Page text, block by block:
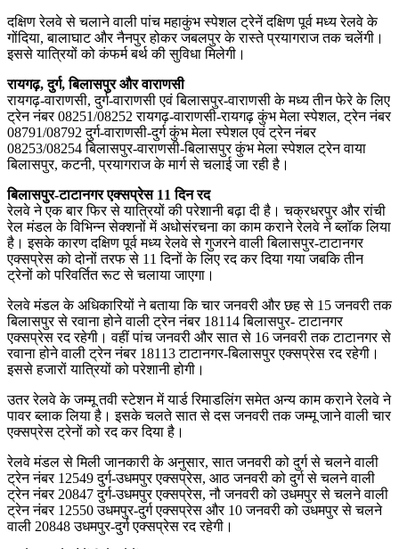
दक्षिण रेलवे से चलाने वाली पांच महाकुंभ स्पेशल ट्रेनें दक्षिण पूर्व मध्य रेलवे के
गोंदिया, बालाघाट और नैनपुर होकर जबलपुर के रास्ते प्रयागराज तक चलेंगी।
इससे यात्रियों को कंफर्म बर्थ की सुविधा मिलेगी।
रायगढ़, दुर्ग, बिलासपुर और वाराणसी
रायगढ़-वाराणसी, दुर्ग-वाराणसी एवं बिलासपुर-वाराणसी के मध्य तीन फेरे के लिए
ट्रेन नंबर 08251/08252 रायगढ़-वाराणसी-रायगढ़ कुंभ मेला स्पेशल, ट्रेन नंबर
08791/08792 दुर्ग-वाराणसी-दुर्ग कुंभ मेला स्पेशल एवं ट्रेन नंबर
08253/08254 बिलासपुर-वाराणसी-बिलासपुर कुंभ मेला स्पेशल ट्रेन वाया
बिलासपुर, कटनी, प्रयागराज के मार्ग से चलाई जा रही है।
बिलासपुर-टाटानगर एक्सप्रेस 11 दिन रद
रेलवे ने एक बार फिर से यात्रियों की परेशानी बढ़ा दी है। चक्रधरपुर और रांची
रेल मंडल के विभिन्न सेक्शनों में अधोसंरचना का काम कराने रेलवे ने ब्लॉक लिया
है। इसके कारण दक्षिण पूर्व मध्य रेलवे से गुजरने वाली बिलासपुर-टाटानगर
एक्सप्रेस को दोनों तरफ से 11 दिनों के लिए रद कर दिया गया जबकि तीन
ट्रेनों को परिवर्तित रूट से चलाया जाएगा।
रेलवे मंडल के अधिकारियों ने बताया कि चार जनवरी और छह से 15 जनवरी तक
बिलासपुर से रवाना होने वाली ट्रेन नंबर 18114 बिलासपुर- टाटानगर
एक्सप्रेस रद रहेगी। वहीं पांच जनवरी और सात से 16 जनवरी तक टाटानगर से
रवाना होने वाली ट्रेन नंबर 18113 टाटानगर-बिलासपुर एक्सप्रेस रद रहेगी।
इससे हजारों यात्रियों को परेशानी होगी।
उतर रेलवे के जम्मू तवी स्टेशन में यार्ड रिमाडलिंग समेत अन्य काम कराने रेलवे ने
पावर ब्लाक लिया है। इसके चलते सात से दस जनवरी तक जम्मू जाने वाली चार
एक्सप्रेस ट्रेनों को रद कर दिया है।
रेलवे मंडल से मिली जानकारी के अनुसार, सात जनवरी को दुर्ग से चलने वाली
ट्रेन नंबर 12549 दुर्ग-उधमपुर एक्सप्रेस, आठ जनवरी को दुर्ग से चलने वाली
ट्रेन नंबर 20847 दुर्ग-उधमपुर एक्सप्रेस, नौ जनवरी को उधमपुर से चलने वाली
ट्रेन नंबर 12550 उधमपुर-दुर्ग एक्सप्रेस और 10 जनवरी को उधमपुर से चलने
वाली 20848 उधमपुर-दुर्ग एक्सप्रेस रद रहेगी।